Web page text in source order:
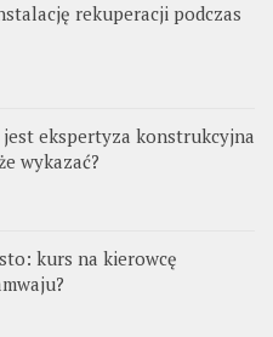
rekuperacji podczas
ekspertyza konstrukcyjna
wykazać?
kurs na kierowcę